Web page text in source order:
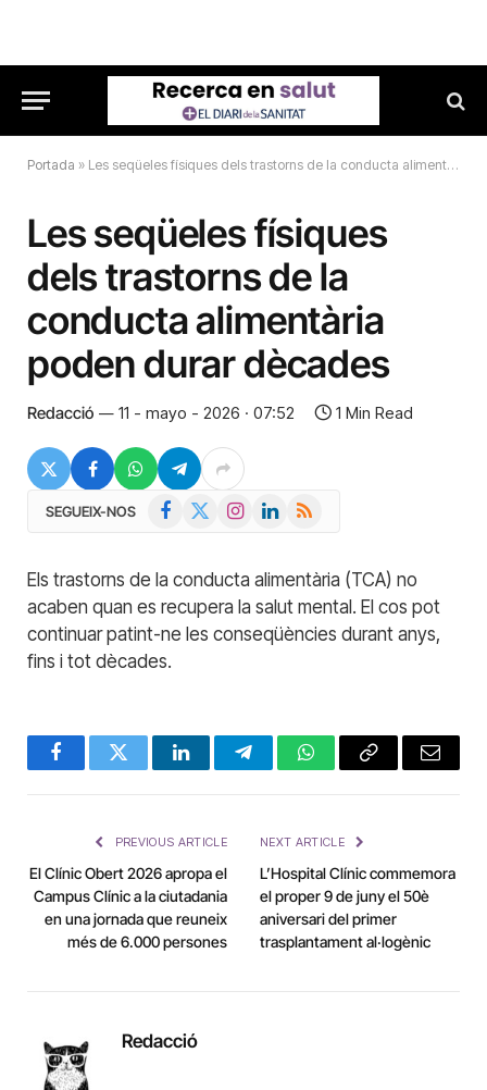
Portada » Les seqüeles físiques dels trastorns de la conducta alimentària poden durar dècades
Les seqüeles físiques
dels trastorns de la
conducta alimentària
poden durar dècades
Redacció 11 - mayo - 2026 · 07:52 1 Min Read
SEGUEIX-NOS Facebook InstagramLinkedIn
RSS
Els trastorns de la conducta alimentària (TCA) no
acaben quan es recupera la salut mental. El cos pot
continuar patint-ne les conseqüències durant anys,
fins i tot dècades.
FacebookTwitter LinkedInTelegramWhatsAppCopy
Email
PREVIOUS ARTICLE
El Clínic Obert 2026 apropa el
Campus Clínic a la ciutadania
en una jornada que reuneix
més de 6.000 persones
NEXT ARTICLE
L’Hospital Clínic commemora
el proper 9 de juny el 50è
aniversari del primer
trasplantament al·logènic
Redacció